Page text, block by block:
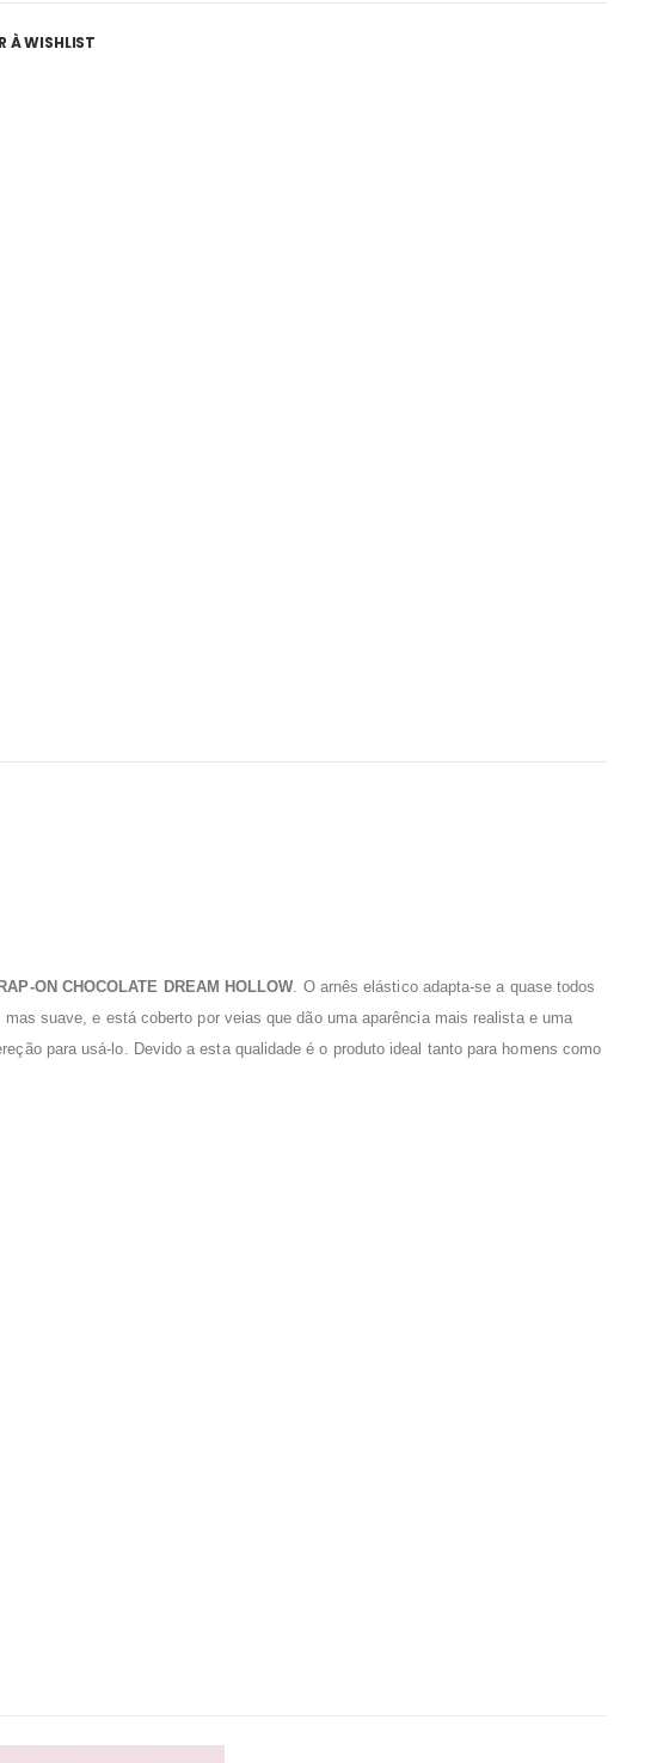
À WISHLIST
ON CHOCOLATE DREAM HOLLOW. O arnês elástico adapta-se a quase todos
suave, e está coberto por veias que dão uma aparência mais realista e uma
para usá-lo. Devido a esta qualidade é o produto ideal tanto para homens como